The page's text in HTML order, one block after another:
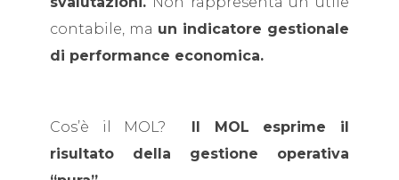
contabile, ma un indicatore gestionale
di performance economica.
Cos’è il MOL? Il MOL esprime il
risultato della gestione operativa